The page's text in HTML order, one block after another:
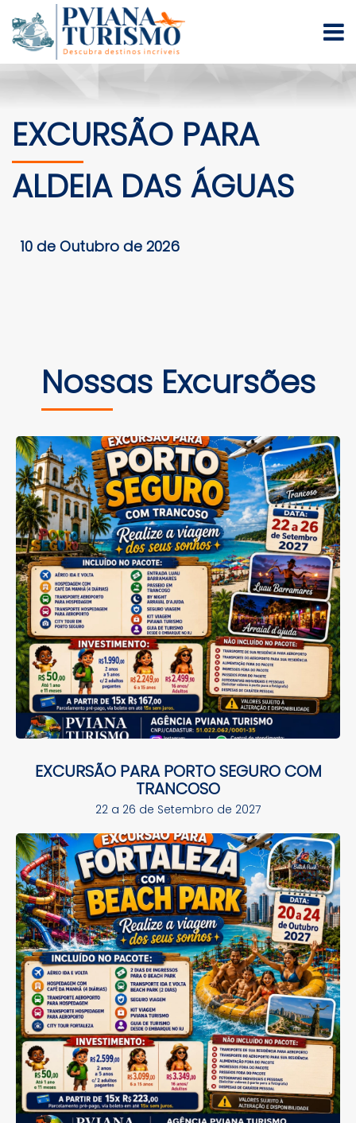
EXCURSÃO PARA
ALDEIA DAS ÁGUAS
10 de Outubro de 2026
Nossas Excursões
EXCURSÃO PARA PORTO SEGURO COM
TRANCOSO
22 a 26 de Setembro de 2027